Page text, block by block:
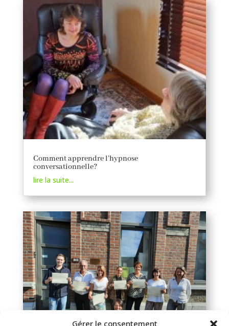
Gérer le consentement
Comment apprendre l’hypnose
conversationnelle?
lire la suite...